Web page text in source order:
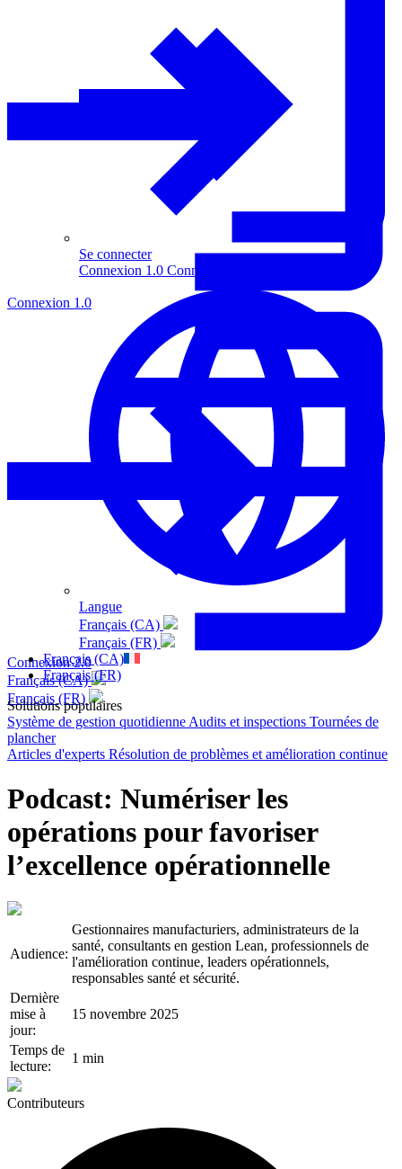
Connexion 1.0
Connexion 2.0
Français (CA)
Français (FR)
Se connecter
Connexion 1.0 Connexion 2.0
Langue
Français (CA)
Français (FR)
Français (CA)
Français (FR)
Solutions populaires
Système de gestion quotidienne Audits et inspections Tournées de
plancher
Articles d'experts Résolution de problèmes et amélioration continue
Podcast: Numériser les
opérations pour favoriser
l’excellence opérationnelle
Audience:
Gestionnaires manufacturiers, administrateurs de la
santé, consultants en gestion Lean, professionnels de
l'amélioration continue, leaders opérationnels,
responsables santé et sécurité.
Dernière
mise à
jour:
15 novembre 2025
Temps de
lecture:
1 min
Contributeurs